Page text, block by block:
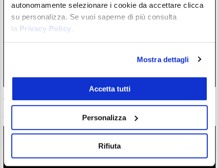
autonomamente selezionare i cookie da accettare clicca
su personalizza. Se vuoi saperne di più consulta
la Privacy Policy.
Mostra dettagli
Accetta tutti
Personalizza
Rifiuta
30 milioni in crypto rubate con attacchi violenti. Francia
guida classifica della vergogna